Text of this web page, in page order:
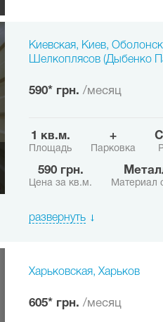
Киевская, Киев,
Шелкоплясов (Дыбенко
590* грн. /месяц
1 кв.м.
Площадь
+
Парковка
590 грн.
Цена за кв.м. Материал
развернуть
Харьковская, Харьков
605* грн. /месяц